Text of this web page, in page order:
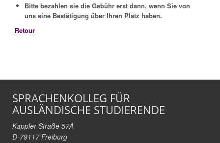
Bitte bezahlen sie die Gebühr erst dann, wenn Sie von
uns eine Bestätigung über Ihren Platz haben.
Retour
SPRACHENKOLLEG FÜR
AUSLÄNDISCHE STUDIERENDE
Kappler Straße 57A
D-79117 Freiburg